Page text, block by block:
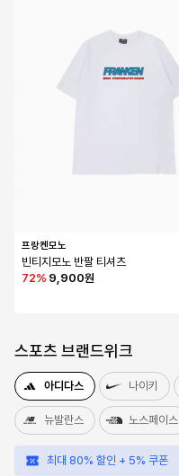
프랑켄모노
빈티지모노 반팔 티셔츠
72% 9,900원
스포츠 브랜드위크
아디다스 나이키
뉴발란스 노스페이스
최대 80% 할인 + 5% 쿠폰